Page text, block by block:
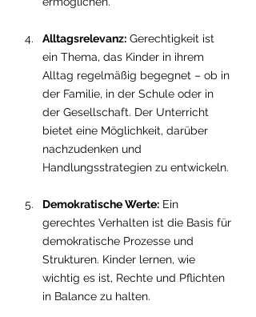
Alltagsrelevanz: Gerechtigkeit ist
ein Thema, das Kinder in ihrem
Alltag regelmäßig begegnet – ob in
der Familie, in der Schule oder in
der Gesellschaft. Der Unterricht
bietet eine Möglichkeit, darüber
nachzudenken und
Handlungsstrategien zu entwickeln.
Demokratische Werte: Ein
gerechtes Verhalten ist die Basis für
demokratische Prozesse und
Strukturen. Kinder lernen, wie
wichtig es ist, Rechte und Pflichten
in Balance zu halten.